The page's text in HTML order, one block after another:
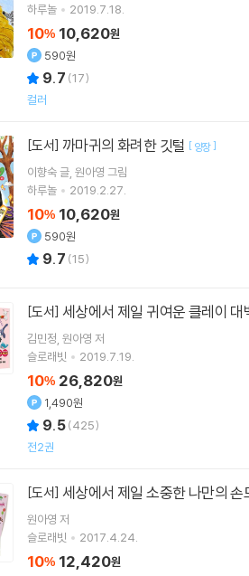
하루놀
2019.7.18.
10% 10,620원
590원
9.7 (17)
컬러
[도서] 까마귀의 화려한 깃털 [ 양장]
이향숙글 원아영 그림
하루놀
2019.2.27.
10% 10,620원
590원
9.7 (15)
[도서] 세상에서 제일 귀여운 클레이
김민정 원아영 저
슬로래빗
2019.7.19.
10% 26,820원
1,490원
9.5(425)
전2권
[도서] 세상에서 제일 소중한 나만의 손
원아영 저
슬로래빗
2017.4.24.
10% 12,420원